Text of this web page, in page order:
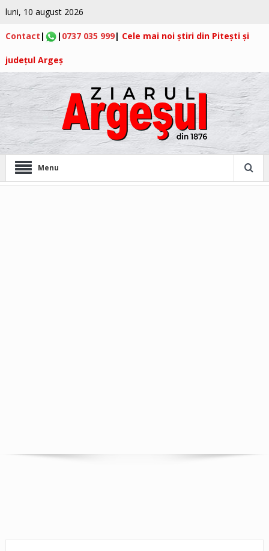
luni, 10 august 2026
Contact | | 0737 035 999| Cele mai noi știri din Pitești și
județul Argeș
Menu